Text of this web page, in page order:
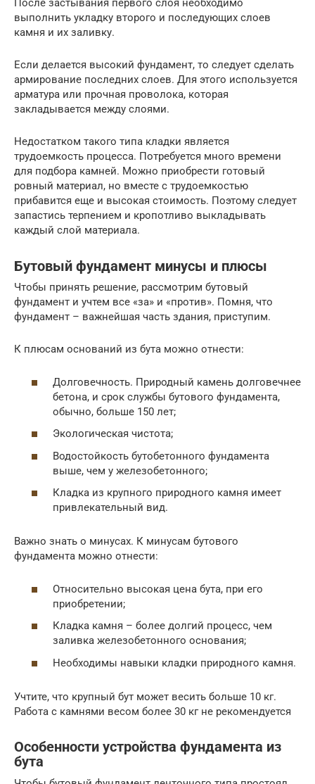
После застывания первого слоя необходимо
выполнить укладку второго и последующих слоев
камня и их заливку.
Если делается высокий фундамент, то следует сделать
армирование последних слоев. Для этого используется
арматура или прочная проволока, которая
закладывается между слоями.
Недостатком такого типа кладки является
трудоемкость процесса. Потребуется много времени
для подбора камней. Можно приобрести готовый
ровный материал, но вместе с трудоемкостью
прибавится еще и высокая стоимость. Поэтому следует
запастись терпением и кропотливо выкладывать
каждый слой материала.
Бутовый фундамент минусы и плюсы
Чтобы принять решение, рассмотрим бутовый
фундамент и учтем все «за» и «против». Помня, что
фундамент – важнейшая часть здания, приступим.
К плюсам оснований из бута можно отнести:
Долговечность. Природный камень долговечнее
бетона, и срок службы бутового фундамента,
обычно, больше 150 лет;
Экологическая чистота;
Водостойкость бутобетонного фундамента
выше, чем у железобетонного;
Кладка из крупного природного камня имеет
привлекательный вид.
Важно знать о минусах. К минусам бутового
фундамента можно отнести:
Относительно высокая цена бута, при его
приобретении;
Кладка камня – более долгий процесс, чем
заливка железобетонного основания;
Необходимы навыки кладки природного камня.
Учтите, что крупный бут может весить больше 10 кг.
Работа с камнями весом более 30 кг не рекомендуется
Особенности устройства фундамента из
бута